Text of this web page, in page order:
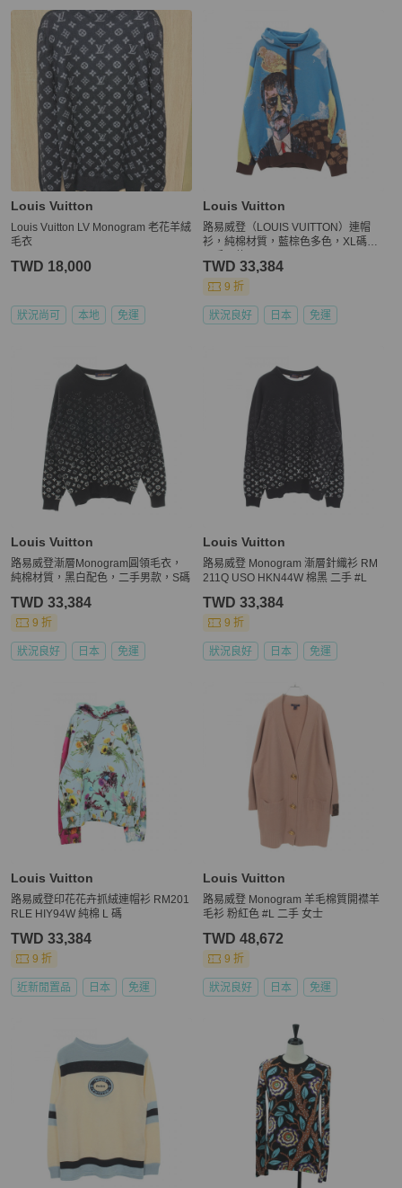
Louis Vuitton
Louis Vuitton LV Monogram 老花羊絨
毛衣
TWD 18,000
狀況尚可 本地 免運
Louis Vuitton
路易威登（LOUIS VUITTON）連帽
衫，純棉材質，藍棕色多色，XL碼，
TWD 33,384
9 折
狀況良好 日本 免運
Louis Vuitton
路易威登漸層Monogram圓領毛衣，
純棉材質，黑白配色，二手男款，S碼
TWD 33,384
9 折
狀況良好 日本 免運
Louis Vuitton
路易威登 Monogram 漸層針織衫 RM
211Q USO HKN44W 棉黑 二手 #L
TWD 33,384
9 折
狀況良好 日本 免運
Louis Vuitton
路易威登印花花卉抓絨連帽衫 RM201
RLE HIY94W 純棉 L 碼
TWD 33,384
9 折
近新閒置品 日本 免運
Louis Vuitton
路易威登 Monogram 羊毛棉質開襟羊
毛衫 粉紅色 #L 二手 女士
TWD 48,672
9 折
狀況良好 日本 免運